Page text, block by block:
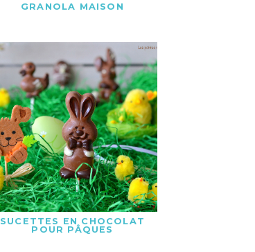
GRANOLA MAISON
SUCETTES EN CHOCOLAT
POUR PÂQUES